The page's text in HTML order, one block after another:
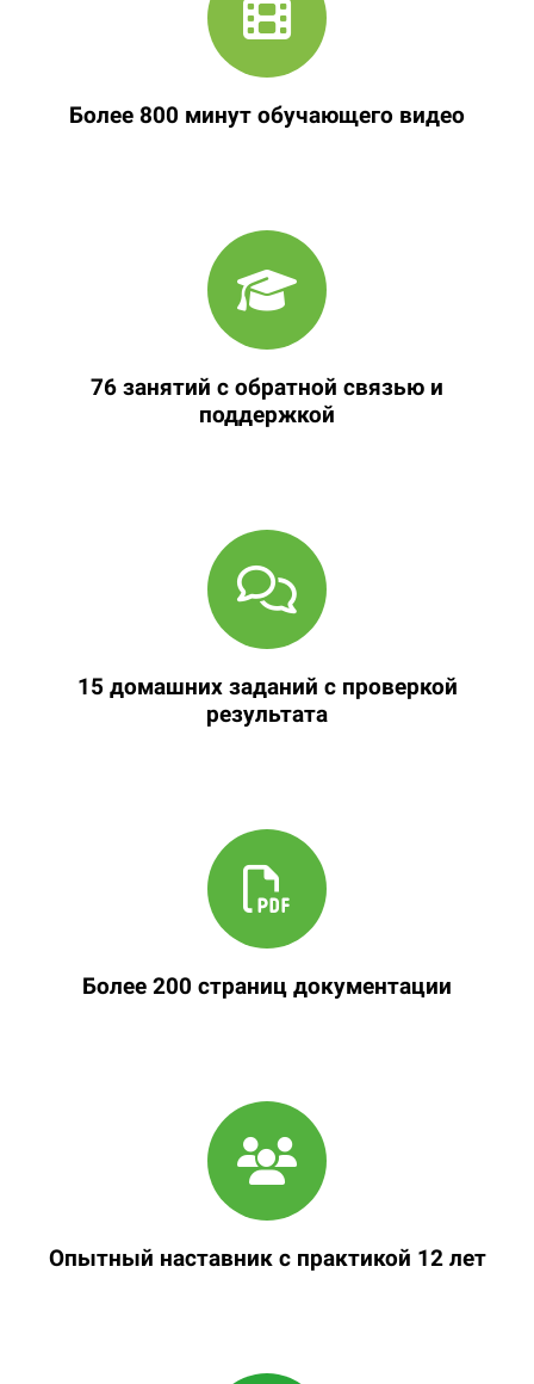
Более 800 минут обучающего видео
76 занятий с обратной связью и
поддержкой
15 домашних заданий с проверкой
результата
Более 200 страниц документации
Опытный наставник с практикой 12 лет